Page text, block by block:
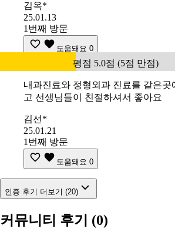
김옥*
25.01.13
1번째 방문
도움돼요 0
평점 5.0점 (5점 만점)
내과진료와 정형외과 진료를 같은
고 선생님들이 친절하셔서 좋아요
김선*
25.01.21
1번째 방문
도움돼요 0
인증 후기 더보기 (20)
커뮤니티 후기 (0)